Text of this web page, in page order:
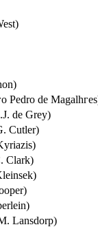
Pedro de
de Grey)
Cutler)
Clark)
Lansdorp)